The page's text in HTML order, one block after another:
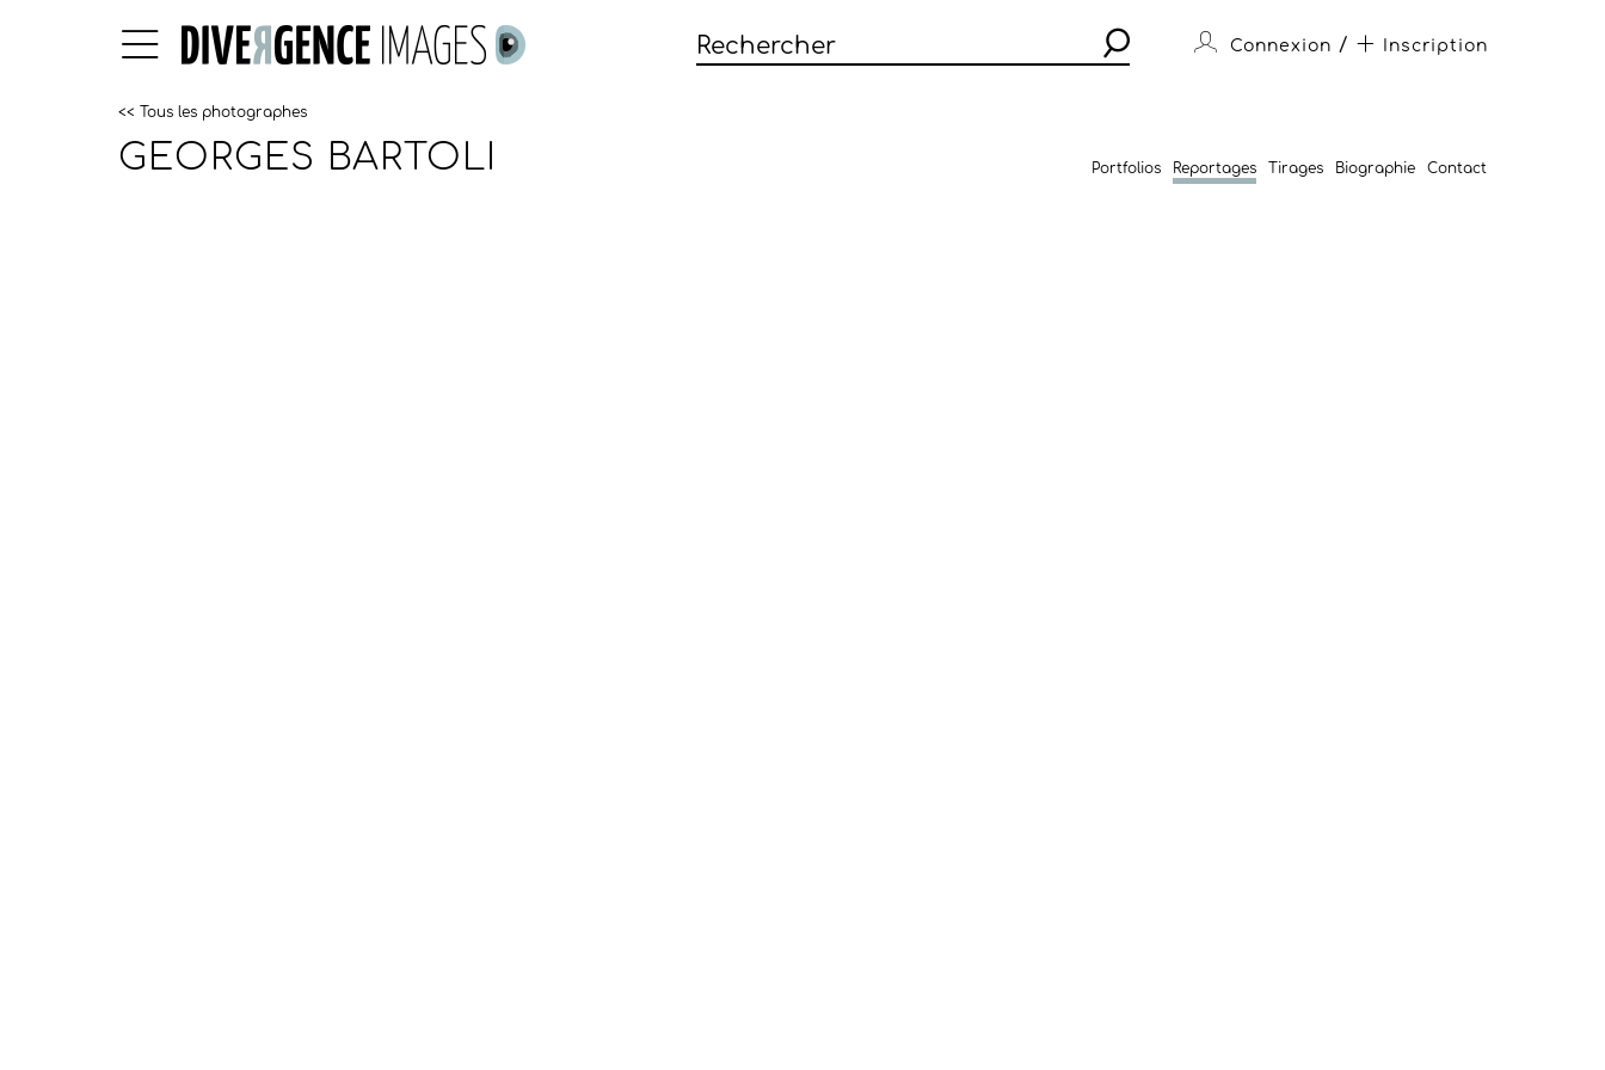
Connexion / Inscription
<< Tous les photographes
GEORGES BARTOLI Portfolios Reportages Tirages Biographie Contact